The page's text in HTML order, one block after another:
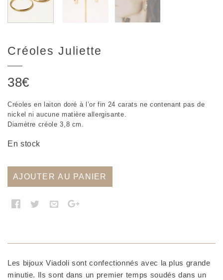
Créoles Juliette
38€
Créoles en laiton doré à l’or fin 24 carats ne contenant pas de
nickel ni aucune matière allergisante.
Diamètre créole 3,8 cm.
En stock
AJOUTER AU PANIER
Les bijoux Viadoli sont confectionnés avec la plus grande
minutie. Ils sont dans un premier temps soudés dans un